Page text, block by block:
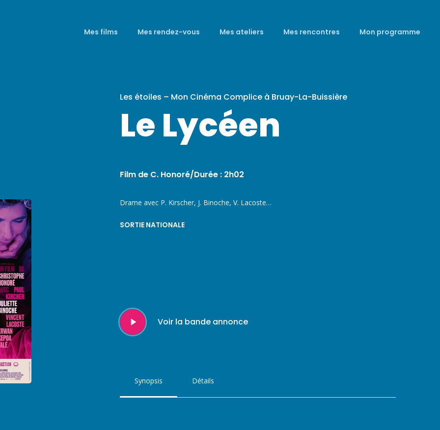
Mes films Mes rendez-vous Mes ateliers Mes rencontres Mon programme
Les étoiles – Mon Cinéma Complice à Bruay-La-Buissière
Le Lycéen
Film de C. Honoré/Durée : 2h02
Drame avec P. Kirscher, J. Binoche, V. Lacoste…
SORTIE NATIONALE
Play
Video
Voir la bande annonce
Synopsis Détails